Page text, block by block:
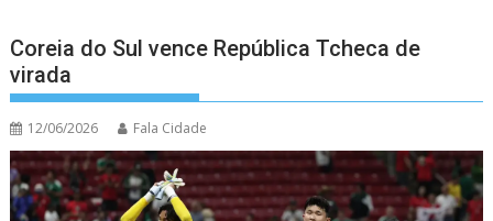
Coreia do Sul vence República Tcheca de
virada
12/06/2026 Fala Cidade